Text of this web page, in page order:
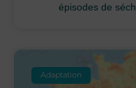
épisodes de
Adaptation